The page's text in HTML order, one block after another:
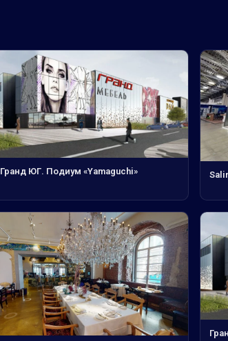
Гранд ЮГ. Подиум «Yamaguchi»